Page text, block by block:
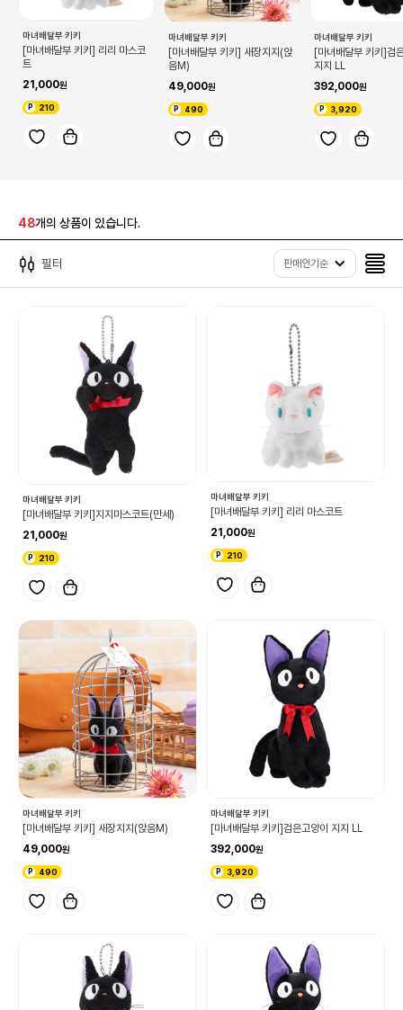
마녀배달부 키키
[마녀배달부 키키] 리리 마스코
트
21,000
210
마녀배달부 키키
[마녀배달부 키키] 새장지지(앉
음M)
49,000
490
마녀배달부 키키
[마녀배달부 키키]검
지지 LL
392,000
3,920
48개의 상품이 있습니다.
필터 판매인기순
마녀배달부 키키
[마녀배달부 키키]지지마스코트(만세)
21,000
210
마녀배달부 키키
[마녀배달부 키키] 리리 마스코트
21,000
210
마녀배달부 키키
[마녀배달부 키키] 새장지지(앉음M)
49,000
490
마녀배달부 키키
[마녀배달부 키키]검은고양이 지지 LL
392,000
3,920